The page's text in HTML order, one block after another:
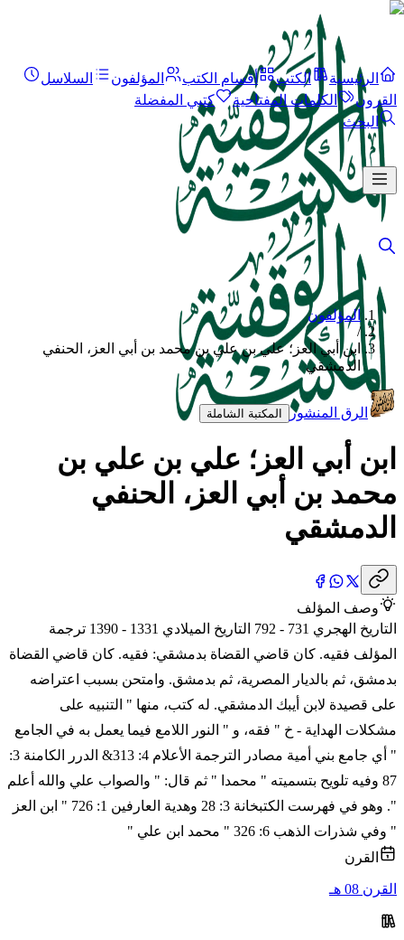
الرئيسية الكتب أقسام الكتب المؤلفون
السلاسل
القرون
الكلمات المفتاحية
كتبي المفضلة
البحث
المؤلفون
/
ابن أبي العز؛ علي بن علي بن محمد بن أبي العز، الحنفي
الدمشقي
الرق المنشور المكتبة الشاملة
ابن أبي العز؛ علي بن علي بن
محمد بن أبي العز، الحنفي
الدمشقي
وصف المؤلف
التاريخ الهجري 731 - 792 التاريخ الميلادي 1331 - 1390 ترجمة
المؤلف فقيه. كان قاضي القضاة بدمشقي: فقيه. كان قاضي القضاة
بدمشق، ثم بالديار المصرية، ثم بدمشق. وامتحن بسبب اعتراضه
على قصيدة لابن أيبك الدمشقي. له كتب، منها " التنبيه على
مشكلات الهداية - خ " فقه، و " النور اللامع فيما يعمل به في الجامع
" أي جامع بني أمية مصادر الترجمة الأعلام 4: 313& الدرر الكامنة 3:
87 وفيه تلويح بتسميته " محمدا " ثم قال: " والصواب علي والله أعلم
". وهو في فهرست الكتبخانة 3: 28 وهدية العارفين 1: 726 " ابن العز
" وفي شذرات الذهب 6: 326 " محمد ابن علي "
القرن
القرن 08 هـ